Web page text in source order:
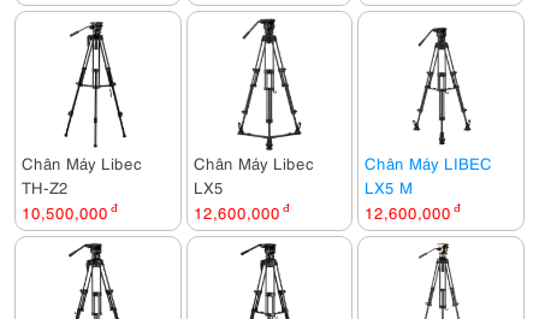
Chân Máy Libec
TH-Z2
10,500,000 đ
Chân Máy Libec
LX5
12,600,000 đ
Chân Máy LIBEC
LX5 M
12,600,000 đ